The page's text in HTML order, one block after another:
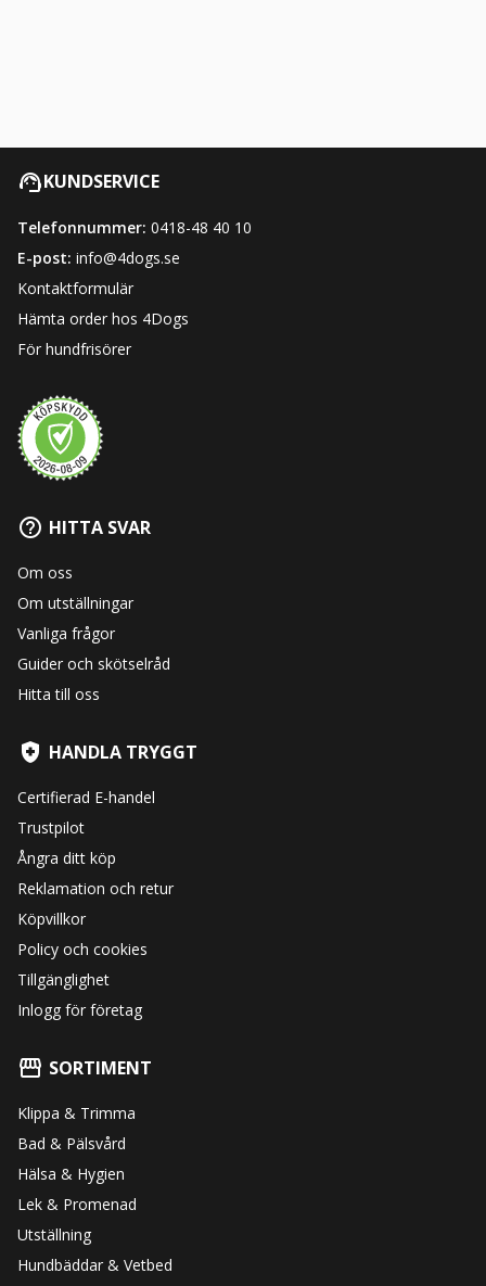
KUNDSERVICE
Telefonnummer: 0418-48 40 10
E-post: info@4dogs.se
Kontaktformulär
Hämta order hos 4Dogs
För hundfrisörer
HITTA SVAR
Om oss
Om utställningar
Vanliga frågor
Guider och skötselråd
Hitta till oss
HANDLA TRYGGT
Certifierad E-handel
Trustpilot
Ångra ditt köp
Reklamation och retur
Köpvillkor
Policy och cookies
Tillgänglighet
Inlogg för företag
SORTIMENT
Klippa & Trimma
Bad & Pälsvård
Hälsa & Hygien
Lek & Promenad
Utställning
Hundbäddar & Vetbed